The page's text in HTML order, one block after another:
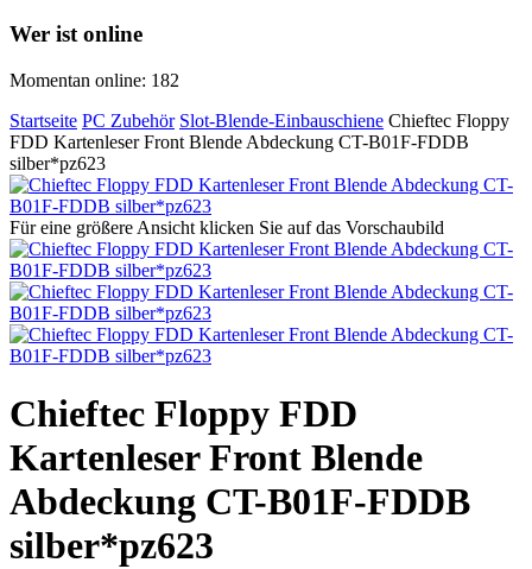
Wer ist online
Momentan online: 182
Startseite PC Zubehör Slot-Blende-Einbauschiene Chieftec Floppy
FDD Kartenleser Front Blende Abdeckung CT-B01F-FDDB
silber*pz623
Für eine größere Ansicht klicken Sie auf das Vorschaubild
Chieftec Floppy FDD
Kartenleser Front Blende
Abdeckung CT-B01F-FDDB
silber*pz623